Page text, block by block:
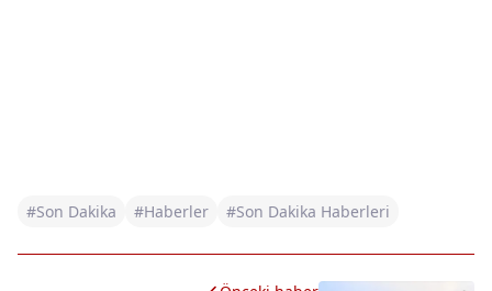
#Son Dakika #Haberler #Son Dakika Haberleri